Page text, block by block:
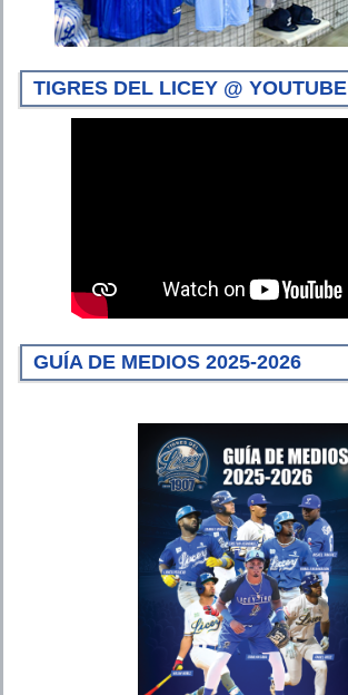
TIGRES DEL LICEY @ YOUTUBE
GUÍA DE MEDIOS 2025-2026